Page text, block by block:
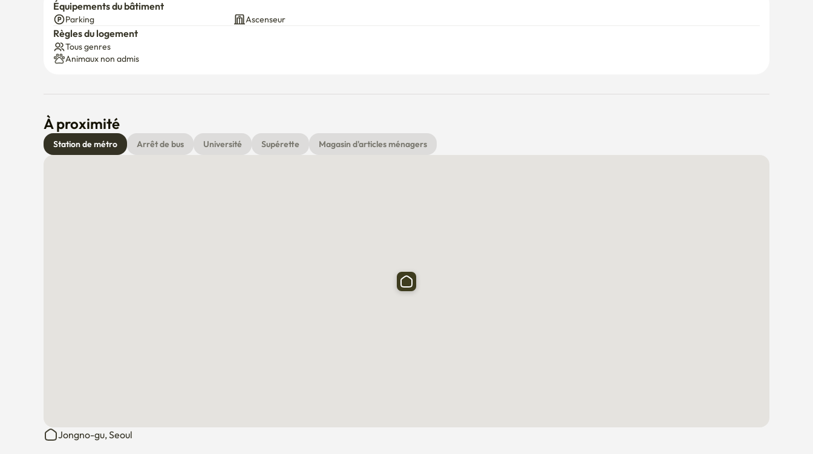
l'intérieur.
- Promenade de Cheongong Stream, marché Dongmyo, parc Nyeong, marché Dongungung, et juste devant DDP.
- Il y a tellement d'infrastructures de vie comme les restaurants, les magasins, les hôpitaux, les cafés et Daiso dans
les environs.
Équipements du bâtiment
Parking Ascenseur
Règles du logement
Tous genres
Animaux non admis
À proximité
Station de métro Arrêt de bus Université Supérette Magasin d'articles ménagers
Jongno-gu, Seoul